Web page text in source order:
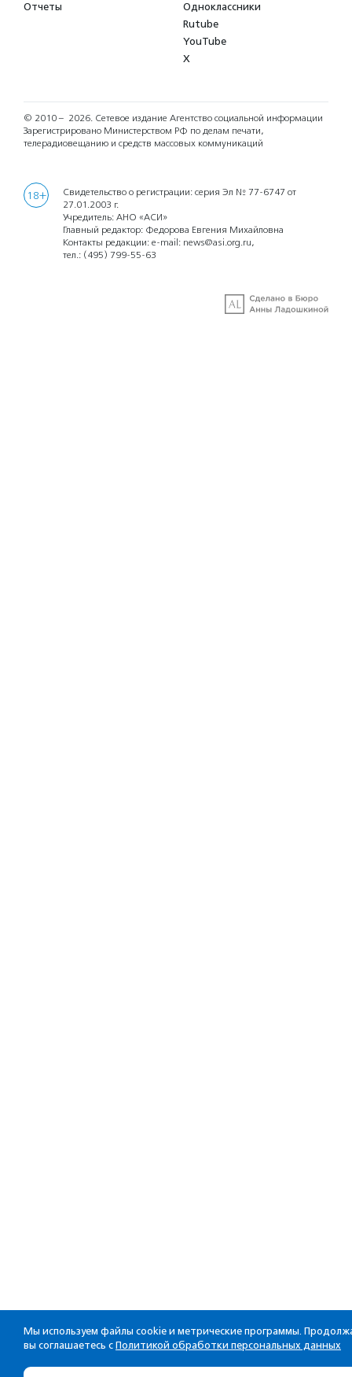
Отчеты
Одноклассники
Rutube
YouTube
X
© 2010 – 2026. Сетевое издание Агентство социальной информации
Зарегистрировано Министерством РФ по делам печати,
телерадиовещанию и средств массовых коммуникаций
18+
Свидетельство о регистрации: серия Эл № 77-6747 от
27.01.2003 г.
Учредитель: АНО «АСИ»
Главный редактор: Федорова Евгения Михайловна
Контакты редакции: e-mail: news@asi.org.ru,
тел.: (495) 799-55-63
Мы используем файлы cookie и метрические программы.
вы соглашаетесь с Политикой обработки персональных данных